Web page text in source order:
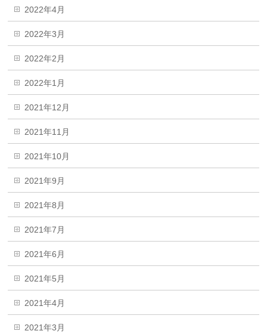
2022年4月
2022年3月
2022年2月
2022年1月
2021年12月
2021年11月
2021年10月
2021年9月
2021年8月
2021年7月
2021年6月
2021年5月
2021年4月
2021年3月